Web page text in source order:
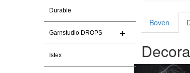
Durable
Garnstudio DROPS
Istex
Boven